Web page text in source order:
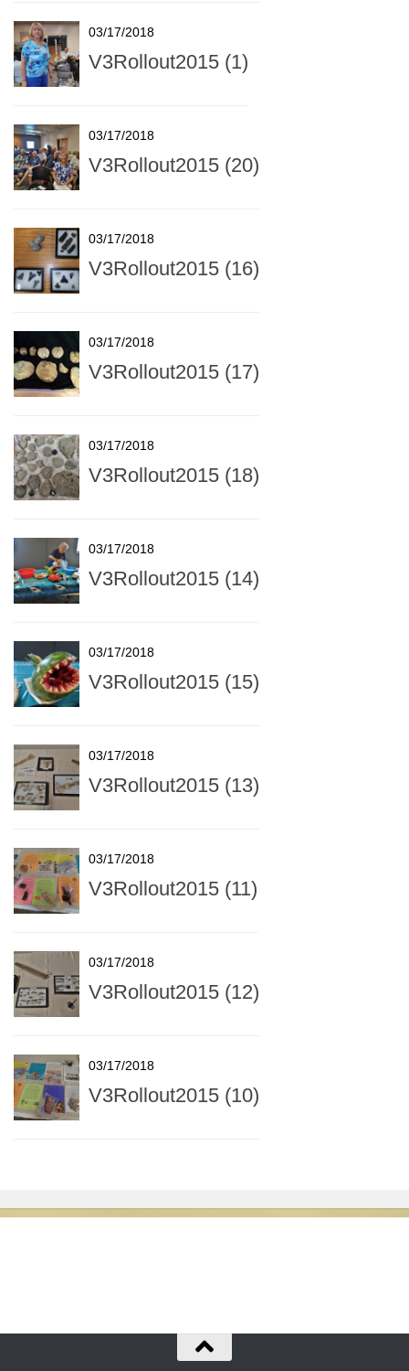
03/17/2018
V3Rollout2015 (1)
03/17/2018
V3Rollout2015 (20)
03/17/2018
V3Rollout2015 (16)
03/17/2018
V3Rollout2015 (17)
03/17/2018
V3Rollout2015 (18)
03/17/2018
V3Rollout2015 (14)
03/17/2018
V3Rollout2015 (15)
03/17/2018
V3Rollout2015 (13)
03/17/2018
V3Rollout2015 (11)
03/17/2018
V3Rollout2015 (12)
03/17/2018
V3Rollout2015 (10)